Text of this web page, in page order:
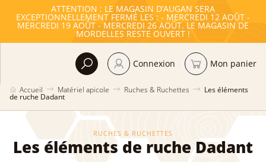
ATTENTION : LE MAGASIN D’AUGAN SERA
EXCEPTIONNELLEMENT FERMÉ LES : - MERCREDI 12 AOÛT -
MERCREDI 19 AOÛT - MERCREDI 26 AOÛT. LE MAGASIN DE
MORDELLES RESTE OUVERT !
Accueil Matériel apicole Ruches & Ruchettes Les éléments
de ruche Dadant
Connexion Mon panier
RUCHES & RUCHETTES
Les éléments de ruche Dadant